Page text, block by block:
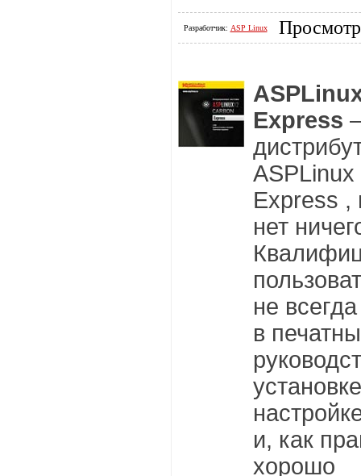
Разработчик: ASP Linux
Express
ASPLinux
Express ,
нет
не
в
и, как
хорошо